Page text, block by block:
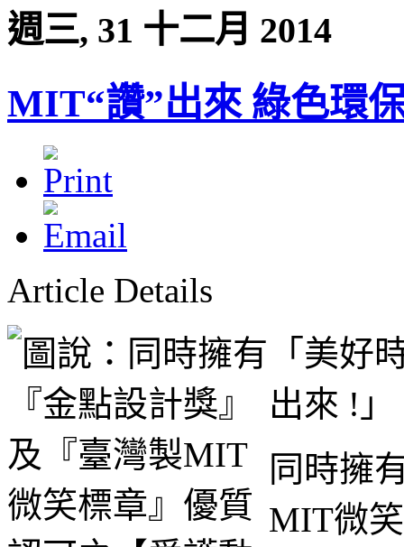
週三, 31 十二月 2014
MIT“讚”出來 綠色環
Article Details
「美好
出來 !」
同時擁
MIT微